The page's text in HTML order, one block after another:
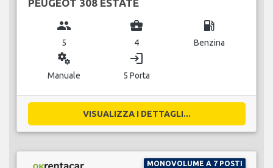
PEUGEOT 308 ESTATE
group
5
business_center
4
local_gas_station
Benzina
miscellaneous_services
Manuale
login
5 Porta
VISUALIZZA I DETTAGLI...
MONOVOLUME A 7 POSTI